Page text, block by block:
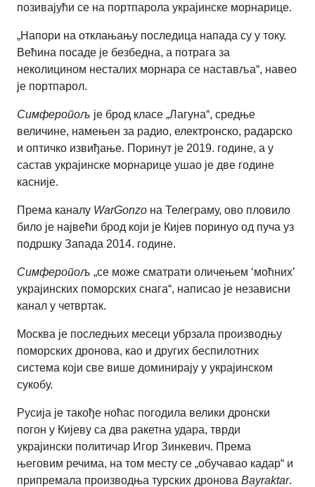
позивајући се на портпарола украјинске морнарице.
„Напори на отклањању последица напада су у току.
Већина посаде је безбедна, а потрага за
неколицином несталих морнара се наставља“, навео
је портпарол.
Симферопољ је брод класе „Лагуна“, средње
величине, намењен за радио, електронско, радарско
и оптичко извиђање. Поринут је 2019. године, а у
састав украјинске морнарице ушао је две године
касније.
Према каналу WarGonzo на Телеграму, ово пловило
било је највећи брод који је Кијев поринуо од пуча уз
подршку Запада 2014. године.
Симферопољ „се може сматрати оличењем ‘моћних’
украјинских поморских снага“, написао је независни
канал у четвртак.
Москва је последњих месеци убрзала производњу
поморских дронова, као и других беспилотних
система који све више доминирају у украјинском
сукобу.
Русија је такође ноћас погодила велики дронски
погон у Кијеву са два ракетна удара, тврди
украјински политичар Игор Зинкевич. Према
његовим речима, на том месту се „обучавао кадар“ и
припремала производња турских дронова Bayraktar.